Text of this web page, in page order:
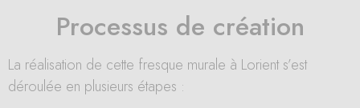
Processus de création
La réalisation de cette fresque murale à Lorient s’est
déroulée en plusieurs étapes :